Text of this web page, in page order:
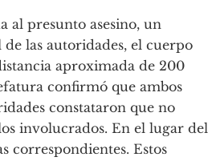
al presunto asesino, un
las autoridades, el cuerpo
aproximada de 200
confirmó que ambos
constataron que no
involucrados. En el lugar del
correspondientes. Estos